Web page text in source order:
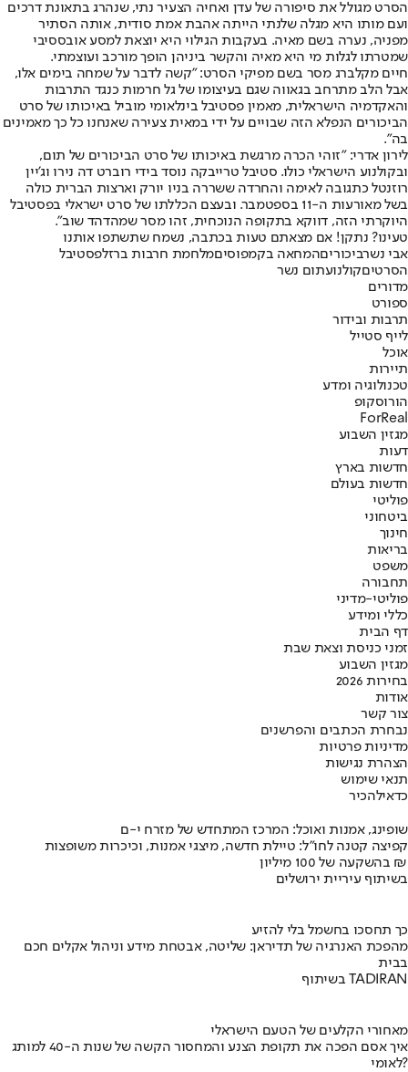
הסרט מגולל את סיפורה של עדן ואחיה הצעיר נתי, שנהרג בתאונת דרכים
ועם מותו היא מגלה שלנתי הייתה אהבת אמת סודית, אותה הסתיר
מפניה, נערה בשם מאיה. בעקבות הגילוי היא יוצאת למסע אובססיבי
שמטרתו לגלות מי היא מאיה והקשר ביניהן הופך מורכב ועוצמתי.
חיים מקלברג מסר בשם מפיקי הסרט: "קשה לדבר על שמחה בימים אלו,
אבל הלב מתרחב בגאווה שגם בעיצומו של גל חרמות כנגד התרבות
והאקדמיה הישראלית, מאמין פסטיבל בינלאומי מוביל באיכותו של סרט
הביכורים הנפלא הזה שבויים על ידי במאית צעירה שאנחנו כל כך מאמינים
בה".
לירון אדרי: "זוהי הכרה מרגשת באיכותו של סרט הביכורים של תום,
ובקולנוע הישראלי כולו. סטיבל טרייבקה נוסד בידי רוברט דה נירו וג'יין
רוזנטל כתגובה לאימה והחרדה ששררה בניו יורק וארצות הברית כולה
בשל מאורעות ה-11 בספטמבר. ובעצם הכללתו של סרט ישראלי בפסטיבל
היוקרתי הזה, דווקא בתקופה הנוכחית, זהו מסר שמהדהד שוב".
טעינו? נתקן! אם מצאתם טעות בכתבה, נשמח שתשתפו אותנו
אבי נשרביכוריםהמחאה בקמפוסיםמלחמת חרבות ברזלפסטיבל
הסרטיםקולנועתום נשר
מדורים
ספורט
תרבות ובידור
לייף סטייל
אוכל
תיירות
טכנולוגיה ומדע
הורוסקופ
ForReal
מגזין השבוע
דעות
חדשות בארץ
חדשות בעולם
פוליטי
ביטחוני
חינוך
בריאות
משפט
תחבורה
פוליטי-מדיני
כללי ומידע
דף הבית
זמני כניסת וצאת שבת
מגזין השבוע
בחירות 2026
אודות
צור קשר
נבחרת הכתבים והפרשנים
מדיניות פרטיות
הצהרת נגישות
תנאי שימוש
כדאילהכיר
שופינג, אמנות ואוכל: המרכז המתחדש של מזרח י-ם
קפיצה קטנה לחו"ל: טיילת חדשה, מיצגי אמנות, וכיכרות משופצות
בהשקעה של 100 מיליון ₪
בשיתוף עיריית ירושלים
כך תחסכו בחשמל בלי להזיע
מהפכת האנרגיה של תדיראן: שליטה, אבטחת מידע וניהול אקלים חכם
בבית
בשיתוף TADIRAN
מאחורי הקלעים של הטעם הישראלי
איך אסם הפכה את תקופת הצנע והמחסור הקשה של שנות ה-40 למותג
לאומי?